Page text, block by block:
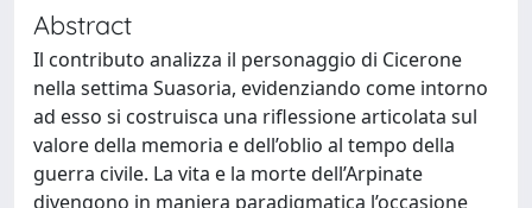
Abstract
Il contributo analizza il personaggio di Cicerone
nella settima Suasoria, evidenziando come intorno
ad esso si costruisca una riflessione articolata sul
valore della memoria e dell’oblio al tempo della
guerra civile. La vita e la morte dell’Arpinate
divengono in maniera paradigmatica l’occasione